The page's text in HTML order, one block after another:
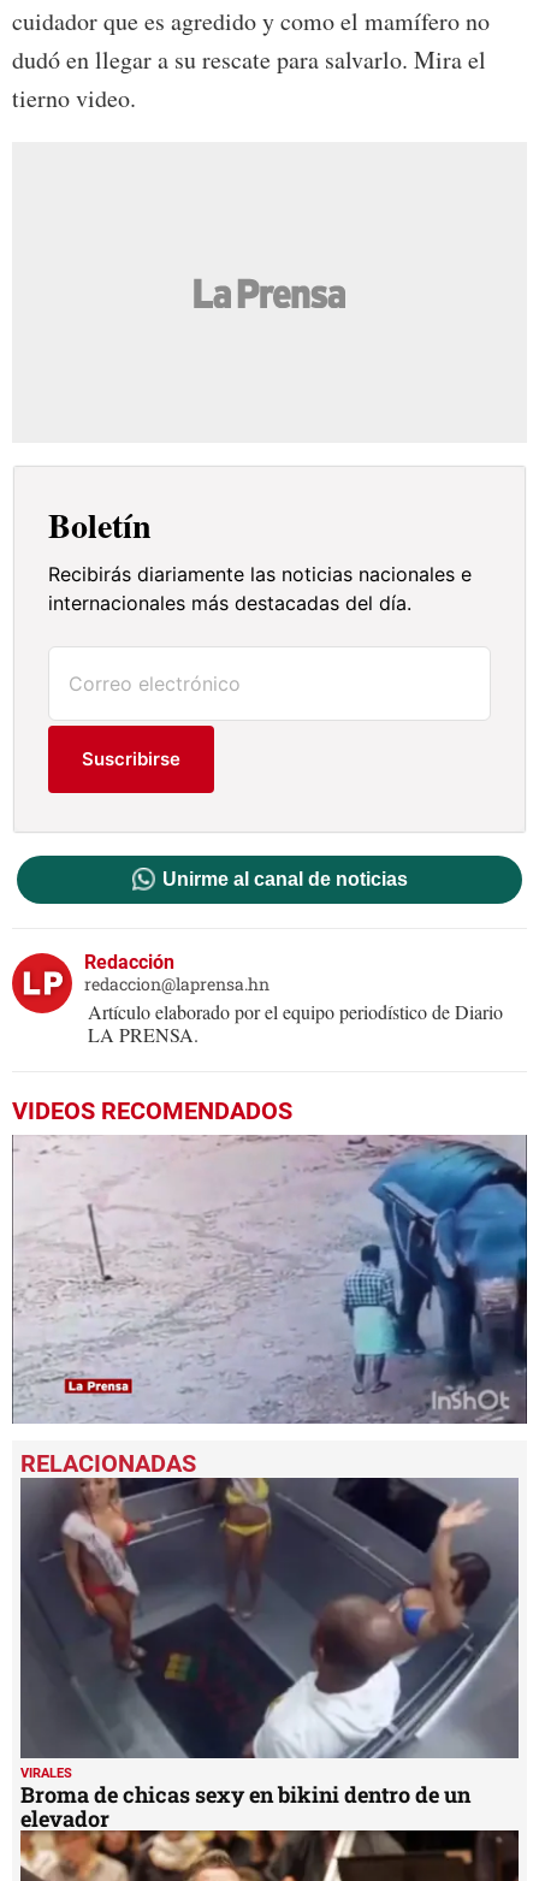
cuidador que es agredido y como el mamífero no
dudó en llegar a su rescate para salvarlo. Mira el
tierno video.
Boletín
Recibirás diariamente las noticias nacionales e
internacionales más destacadas del día.
Suscribirse
Unirme al canal de noticias
Redacción
redaccion@laprensa.hn
Artículo elaborado por el equipo periodístico de Diario
LA PRENSA.
VIDEOS RECOMENDADOS
seconds
of
minute,
seconds
VIRALES
Broma de chicas sexy en bikini dentro de un
elevador